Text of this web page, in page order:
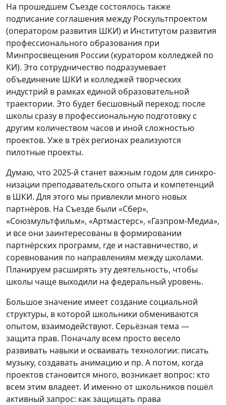
На прошедшем Съезде состоялось также
подписание соглашения между Роскультпроектом
(оператором развития ШКИ) и Институтом развития
профессионального образования при
Минпросвещения России (куратором колледжей по
КИ). Это сотрудничество подразумевает
объединение ШКИ и колледжей творческих
индустрий в рамках единой образовательной
траектории. Это будет бесшовный переход: после
школы сразу в профессиональную подготовку с
другим количеством часов и иной сложностью
проектов. Уже в трёх регионах реализуются
пилотные проекты.
Думаю, что 2025-й станет важным годом для синхро­
низации преподавательского опыта и компетенций
в ШКИ. Для этого мы привлекли много новых
партнёров. На Съезде были «Сбер»,
«Союзмультфильм», «Артмастерс», «Газпром-Медиа»,
и все они заинтересованы в формировании
партнёрских программ, где и наставничество, и
соревнования по направлениям между школами.
Планируем расширять эту деятельность, чтобы
школы чаще выходили на федеральный уровень.
Большое значение имеет создание социальной
структуры, в которой школьники обмениваются
опытом, взаимодействуют. Серьёзная тема —
защита прав. Поначалу всем просто весело
развивать навыки и осваивать технологии: писать
музыку, создавать анимацию и пр. А потом, когда
проектов становится много, возникает вопрос: кто
всем этим владеет. И именно от школьников пошёл
активный запрос: как защищать права